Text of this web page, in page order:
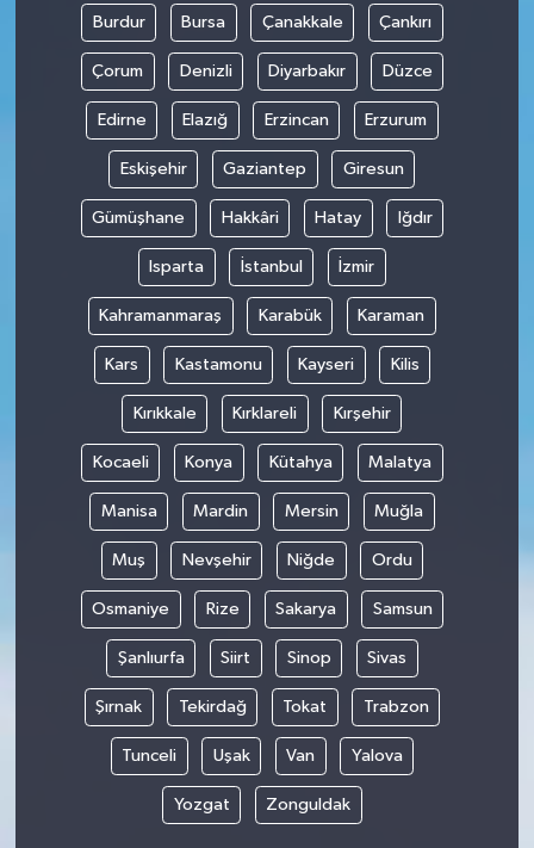
Burdur Bursa Çanakkale Çankırı
Çorum Denizli Diyarbakır Düzce
Edirne Elazığ Erzincan Erzurum
Eskişehir Gaziantep Giresun
Gümüşhane Hakkâri Hatay Iğdır
Isparta İstanbul İzmir
Kahramanmaraş Karabük Karaman
Kars Kastamonu Kayseri Kilis
Kırıkkale Kırklareli Kırşehir
Kocaeli Konya Kütahya Malatya
Manisa Mardin Mersin Muğla
Muş Nevşehir Niğde Ordu
Osmaniye Rize Sakarya Samsun
Şanlıurfa Siirt Sinop Sivas
Şırnak Tekirdağ Tokat Trabzon
Tunceli Uşak Van Yalova
Yozgat Zonguldak